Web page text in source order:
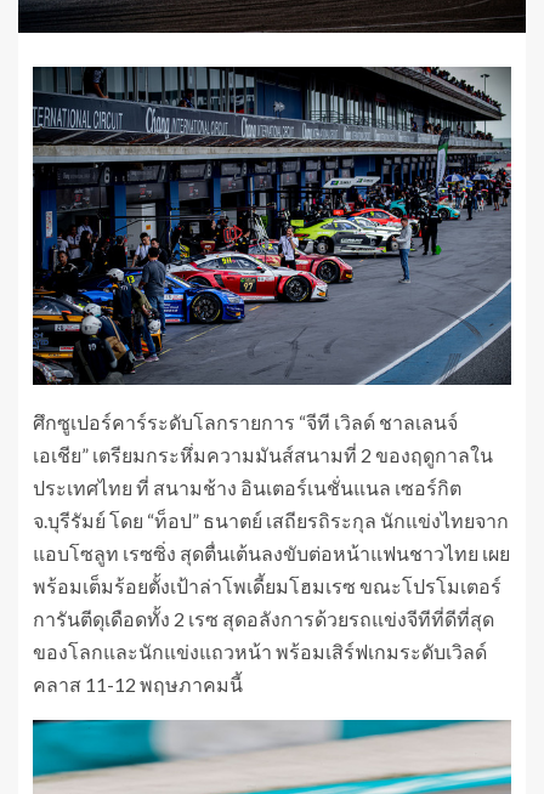
ศึกซูเปอร์คาร์ระดับโลกรายการ “จีที เวิลด์ ชาลเลนจ์
เอเชีย” เตรียมกระหึ่มความมันส์สนามที่ 2 ของฤดูกาลใน
ประเทศไทย ที่ สนามช้าง อินเตอร์เนชั่นแนล เซอร์กิต
จ.บุรีรัมย์ โดย “ท็อป” ธนาตย์ เสถียรถิระกุล นักแข่งไทยจาก
แอบโซลูท เรซซิ่ง สุดตื่นเต้นลงขับต่อหน้าแฟนชาวไทย เผย
พร้อมเต็มร้อยตั้งเป้าล่าโพเดี้ยมโฮมเรซ ขณะโปรโมเตอร์
การันตีดุเดือดทั้ง 2 เรซ สุดอลังการด้วยรถแข่งจีทีที่ดีที่สุด
ของโลกและนักแข่งแถวหน้า พร้อมเสิร์ฟเกมระดับเวิลด์
คลาส 11-12 พฤษภาคมนี้